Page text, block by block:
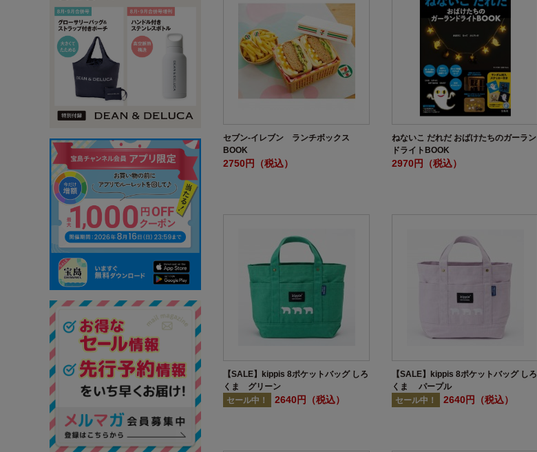
セブン‐イレブン ランチボックス
BOOK
2750円（税込）
ねないこ だれだ おばけたちのガーラン
ドライトBOOK
2970円（税込）
【SALE】kippis 8ポケットバッグ しろ
くま グリーン
セール中！
2640円（税込）
【SALE】kippis 8ポケットバッグ しろ
くま パープル
セール中！
2640円（税込）